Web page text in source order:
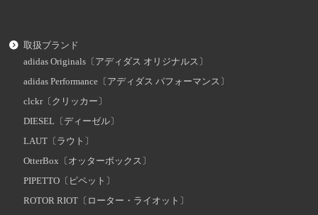
取扱ブランド
adidas Originals〔アディダス オリジナルス〕
adidas Performance〔アディダス パフォーマンス〕
clckr〔クリッカー〕
DIESEL〔ディーゼル〕
LAUT〔ラウト〕
OtterBox〔オッターボックス〕
PIPETTO〔ピペット〕
ROTOR RIOT〔ローター・ライオット〕